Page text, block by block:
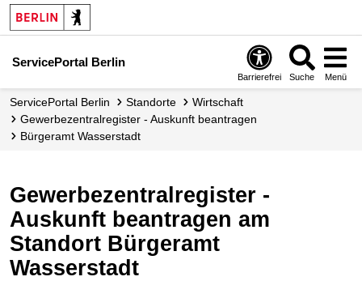
ServicePortal Berlin
Barrierefrei Suche Menü
ServicePortal Berlin Standorte
Wirtschaft
Gewerbezentralregister - Auskunft beantragen
Bürgeramt Wasserstadt
Gewerbezentralregister -
Auskunft beantragen am
Standort Bürgeramt
Wasserstadt